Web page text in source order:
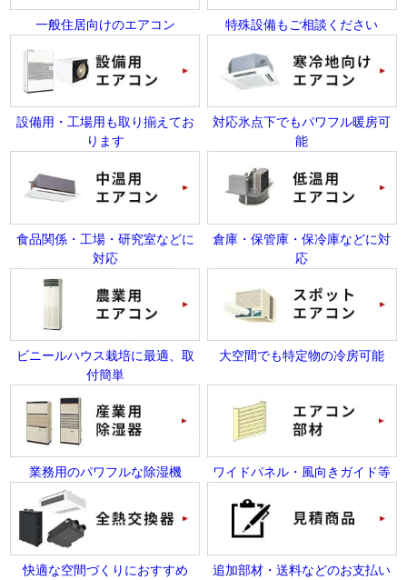
一般住居向けのエアコン 特殊設備もご相談ください
設備用・工場用も取り揃えてお
ります
対応氷点下でもパワフル暖房可
能
食品関係・工場・研究室などに
対応
倉庫・保管庫・保冷庫などに対
応
ビニールハウス栽培に最適、取
付簡単
大空間でも特定物の冷房可能
業務用のパワフルな除湿機 ワイドパネル・風向きガイド等
快適な空間づくりにおすすめ 追加部材・送料などのお支払い